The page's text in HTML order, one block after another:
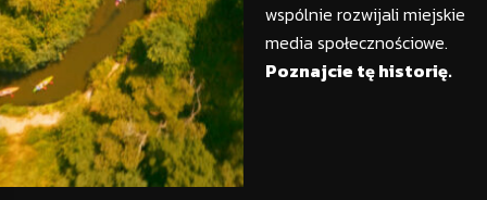
wspólnie rozwijali miejskie
media społecznościowe.
Poznajcie tę historię.